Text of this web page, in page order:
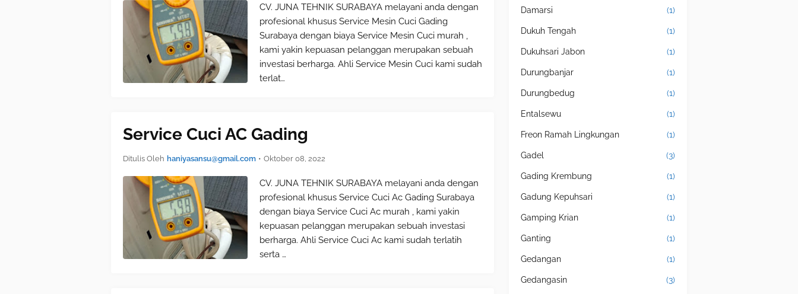
CV. JUNA TEHNIK SURABAYA melayani anda dengan
profesional khusus Service Mesin Cuci Gading
Surabaya dengan biaya Service Mesin Cuci murah ,
kami yakin kepuasan pelanggan merupakan sebuah
investasi berharga. Ahli Service Mesin Cuci kami sudah
terlat…
Service Cuci AC Gading
Ditulis Oleh haniyasansu@gmail.com • Oktober 08, 2022
CV. JUNA TEHNIK SURABAYA melayani anda dengan
profesional khusus Service Cuci Ac Gading Surabaya
dengan biaya Service Cuci Ac murah , kami yakin
kepuasan pelanggan merupakan sebuah investasi
berharga. Ahli Service Cuci Ac kami sudah terlatih
serta …
Damarsi (1)
Dukuh Tengah (1)
Dukuhsari Jabon (1)
Durungbanjar (1)
Durungbedug (1)
Entalsewu (1)
Freon Ramah Lingkungan (1)
Gadel (3)
Gading Krembung (1)
Gadung Kepuhsari (1)
Gamping Krian (1)
Ganting (1)
Gedangan (1)
Gedangasin (3)